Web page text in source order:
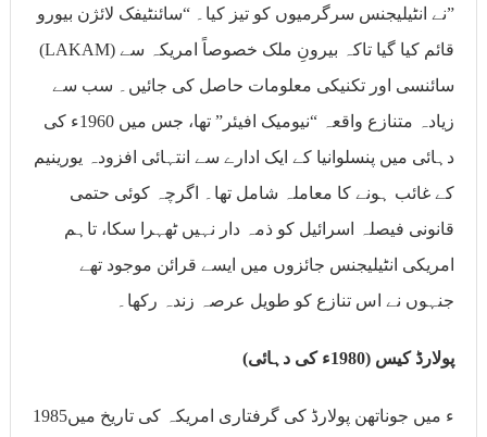
نے انٹیلیجنس سرگرمیوں کو تیز کیا۔ “سائنٹیفک لائژن بیورو”
(LAKAM) قائم کیا گیا تاکہ بیرونِ ملک خصوصاً امریکہ سے
سائنسی اور تکنیکی معلومات حاصل کی جائیں۔ سب سے
زیادہ متنازع واقعہ “نیومیک افیئر” تھا، جس میں 1960ء کی
دہائی میں پنسلوانیا کے ایک ادارے سے انتہائی افزودہ یورینیم
کے غائب ہونے کا معاملہ شامل تھا۔ اگرچہ کوئی حتمی
قانونی فیصلہ اسرائیل کو ذمہ دار نہیں ٹھہرا سکا، تاہم
امریکی انٹیلیجنس جائزوں میں ایسے قرائن موجود تھے
جنہوں نے اس تنازع کو طویل عرصہ زندہ رکھا۔
پولارڈ کیس (1980ء کی دہائی)
1985ء میں جوناتھن پولارڈ کی گرفتاری امریکہ کی تاریخ میں